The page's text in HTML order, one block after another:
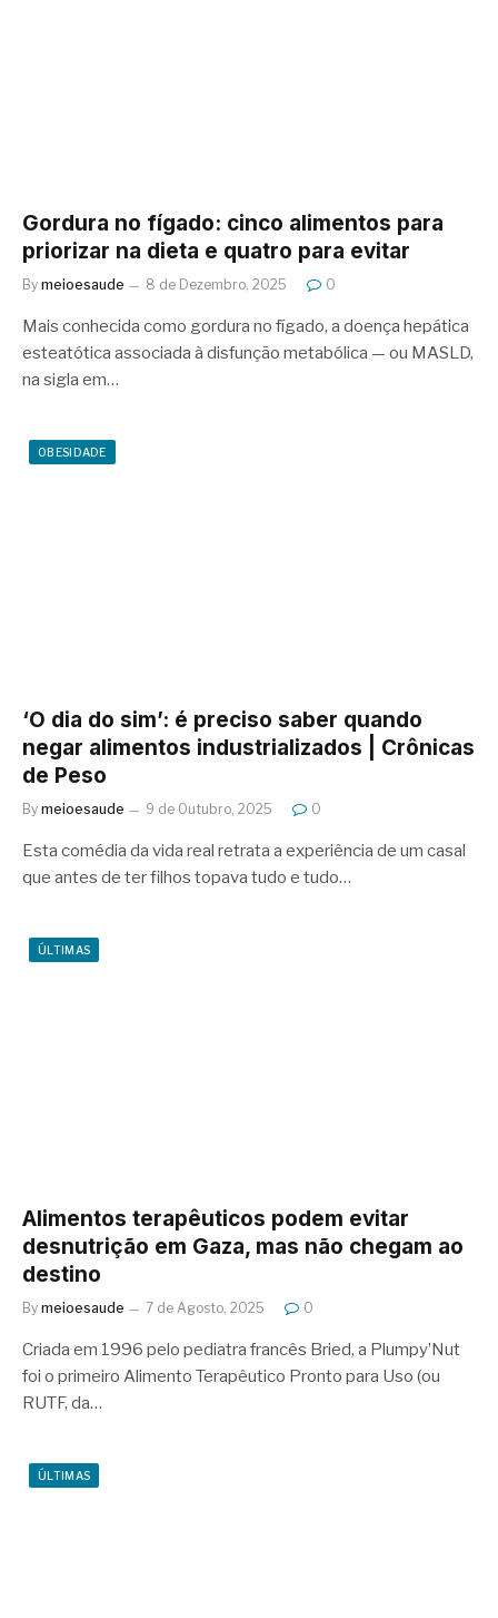
Gordura no fígado: cinco alimentos para
priorizar na dieta e quatro para evitar
By meioesaude 8 de Dezembro, 2025 0
Mais conhecida como gordura no fígado, a doença hepática
esteatótica associada à disfunção metabólica — ou MASLD,
na sigla em…
OBESIDADE
‘O dia do sim’: é preciso saber quando
negar alimentos industrializados | Crônicas
de Peso
By meioesaude 9 de Outubro, 2025 0
Esta comédia da vida real retrata a experiência de um casal
que antes de ter filhos topava tudo e tudo…
ÚLTIMAS
Alimentos terapêuticos podem evitar
desnutrição em Gaza, mas não chegam ao
destino
By meioesaude 7 de Agosto, 2025 0
Criada em 1996 pelo pediatra francês Bried, a Plumpy’Nut
foi o primeiro Alimento Terapêutico Pronto para Uso (ou
RUTF, da…
ÚLTIMAS